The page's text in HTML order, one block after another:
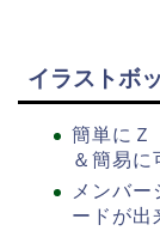
イラストボ
簡単にＺ
＆簡易に
メンバー
ードが出